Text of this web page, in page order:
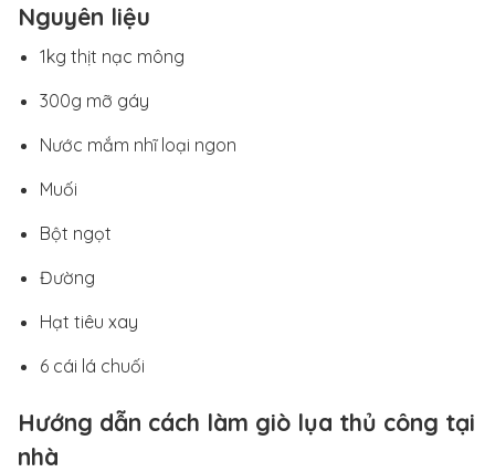
Nguyên liệu
1kg thịt nạc mông
300g mỡ gáy
Nước mắm nhĩ loại ngon
Muối
Bột ngọt
Đường
Hạt tiêu xay
6 cái lá chuối
Hướng dẫn cách làm giò lụa thủ công tại
nhà